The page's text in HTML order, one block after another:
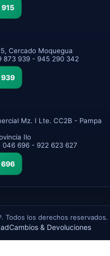
Cercado Moquegua
873 939 - 945 290 342
939
Mz. I Lte. CC2B - Pampa
Ilo
046 696 - 922 623 627
696
Todos los derechos reservados.
Cambios & Devoluciones